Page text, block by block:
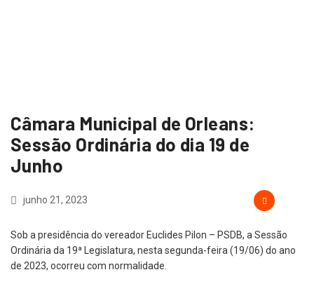
Câmara Municipal de Orleans:
Sessão Ordinária do dia 19 de
Junho
junho 21, 2023
Sob a presidência do vereador Euclides Pilon – PSDB, a Sessão
Ordinária da 19ª Legislatura, nesta segunda-feira (19/06) do ano
de 2023, ocorreu com normalidade.